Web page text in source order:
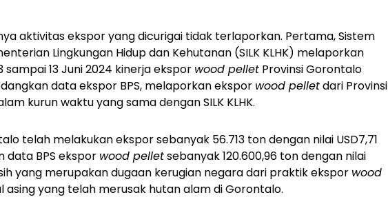
aktivitas ekspor yang dicurigai tidak terlaporkan. Pertama, Sistem
Lingkungan Hidup dan Kehutanan (SILK KLHK) melaporkan
13 Juni 2024 kinerja ekspor wood pellet Provinsi Gorontalo
data ekspor BPS, melaporkan ekspor wood pelletdari Provinsi
kurun waktu yang sama dengan SILK KLHK.
telah melakukan ekspor sebanyak 56.713 ton dengan nilai USD7,71
data BPS ekspor wood pelletsebanyak 120.600,96 ton dengan nilai
yang merupakan dugaan kerugian negara dari praktik ekspor wood
yang telah merusak hutan alam di Gorontalo.